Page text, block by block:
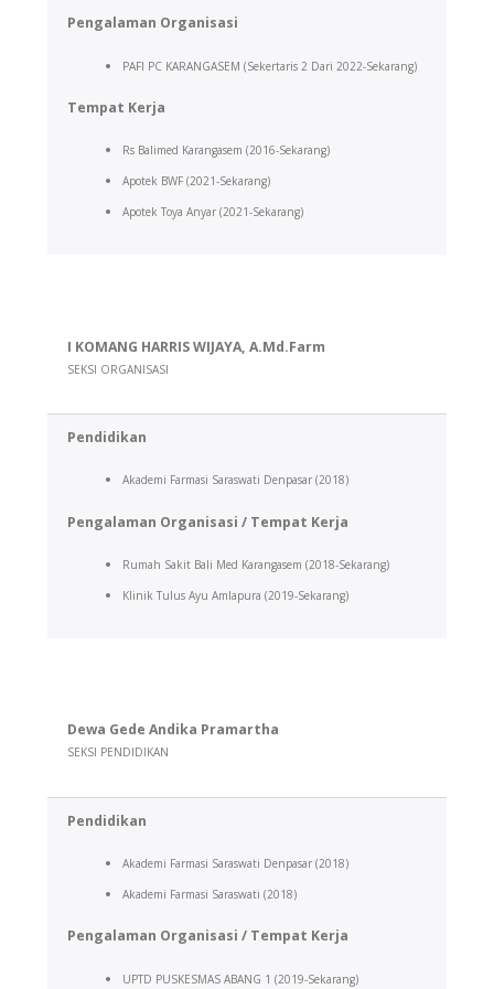
Pengalaman Organisasi
PAFI PC KARANGASEM (Sekertaris 2 Dari 2022-Sekarang)
Tempat Kerja
Rs Balimed Karangasem (2016-Sekarang)
Apotek BWF (2021-Sekarang)
Apotek Toya Anyar (2021-Sekarang)
I KOMANG HARRIS WIJAYA, A.Md.Farm
SEKSI ORGANISASI
Pendidikan
Akademi Farmasi Saraswati Denpasar (2018)
Pengalaman Organisasi / Tempat Kerja
Rumah Sakit Bali Med Karangasem (2018-Sekarang)
Klinik Tulus Ayu Amlapura (2019-Sekarang)
Dewa Gede Andika Pramartha
SEKSI PENDIDIKAN
Pendidikan
Akademi Farmasi Saraswati Denpasar (2018)
Akademi Farmasi Saraswati (2018)
Pengalaman Organisasi / Tempat Kerja
UPTD PUSKESMAS ABANG 1 (2019-Sekarang)